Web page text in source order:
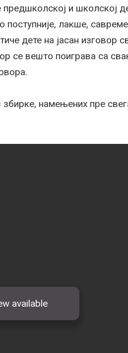
предшколској и школској
лакше,
дете на јасан изговор
се вешто поиграва са
збирке, намењених пре